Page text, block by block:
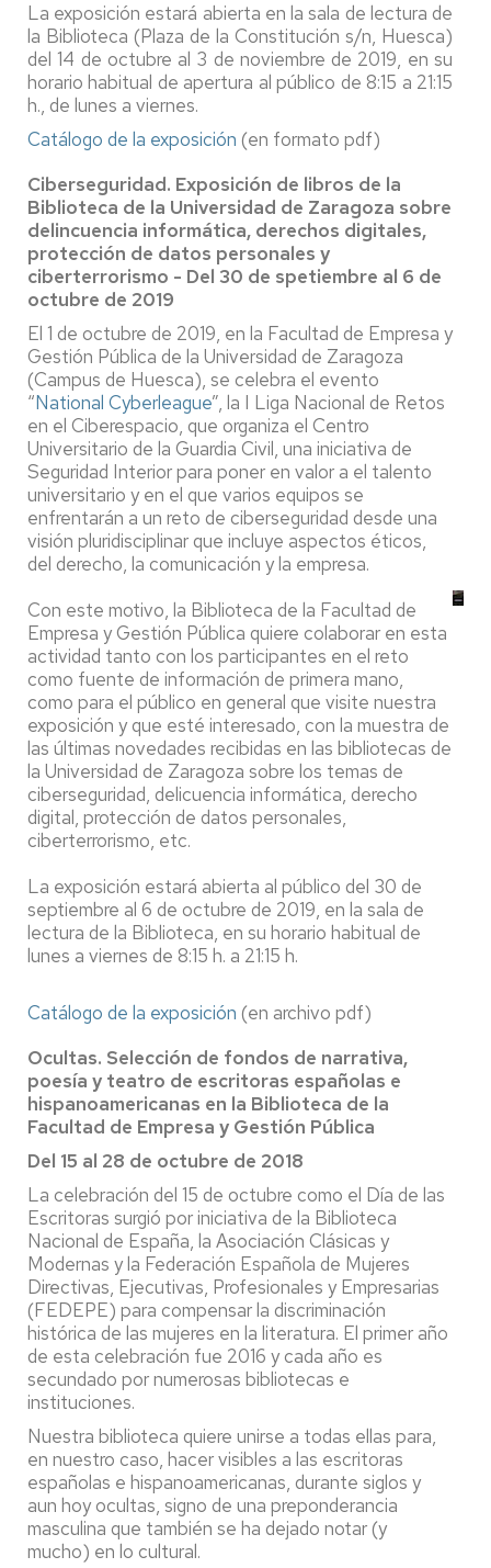
La exposición estará abierta en la sala de lectura de
la Biblioteca (Plaza de la Constitución s/n, Huesca)
del 14 de octubre al 3 de noviembre de 2019, en su
horario habitual de apertura al público de 8:15 a 21:15
h., de lunes a viernes.
Catálogo de la exposición (en formato pdf)
Ciberseguridad. Exposición de libros de la
Biblioteca de la Universidad de Zaragoza sobre
delincuencia informática, derechos digitales,
protección de datos personales y
ciberterrorismo - Del 30 de spetiembre al 6 de
octubre de 2019
El 1 de octubre de 2019, en la Facultad de Empresa y
Gestión Pública de la Universidad de Zaragoza
(Campus de Huesca), se celebra el evento
“National Cyberleague”, la I Liga Nacional de Retos
en el Ciberespacio, que organiza el Centro
Universitario de la Guardia Civil, una iniciativa de
Seguridad Interior para poner en valor a el talento
universitario y en el que varios equipos se
enfrentarán a un reto de ciberseguridad desde una
visión pluridisciplinar que incluye aspectos éticos,
del derecho, la comunicación y la empresa.
Con este motivo, la Biblioteca de la Facultad de
Empresa y Gestión Pública quiere colaborar en esta
actividad tanto con los participantes en el reto
como fuente de información de primera mano,
como para el público en general que visite nuestra
exposición y que esté interesado, con la muestra de
las últimas novedades recibidas en las bibliotecas de
la Universidad de Zaragoza sobre los temas de
ciberseguridad, delicuencia informática, derecho
digital, protección de datos personales,
ciberterrorismo, etc.
La exposición estará abierta al público del 30 de
septiembre al 6 de octubre de 2019, en la sala de
lectura de la Biblioteca, en su horario habitual de
lunes a viernes de 8:15 h. a 21:15 h.
Catálogo de la exposición (en archivo pdf)
Ocultas. Selección de fondos de narrativa,
poesía y teatro de escritoras españolas e
hispanoamericanas en la Biblioteca de la
Facultad de Empresa y Gestión Pública
Del 15 al 28 de octubre de 2018
La celebración del 15 de octubre como el Día de las
Escritoras surgió por iniciativa de la Biblioteca
Nacional de España, la Asociación Clásicas y
Modernas y la Federación Española de Mujeres
Directivas, Ejecutivas, Profesionales y Empresarias
(FEDEPE) para compensar la discriminación
histórica de las mujeres en la literatura. El primer año
de esta celebración fue 2016 y cada año es
secundado por numerosas bibliotecas e
instituciones.
Nuestra biblioteca quiere unirse a todas ellas para,
en nuestro caso, hacer visibles a las escritoras
españolas e hispanoamericanas, durante siglos y
aun hoy ocultas, signo de una preponderancia
masculina que también se ha dejado notar (y
mucho) en lo cultural.